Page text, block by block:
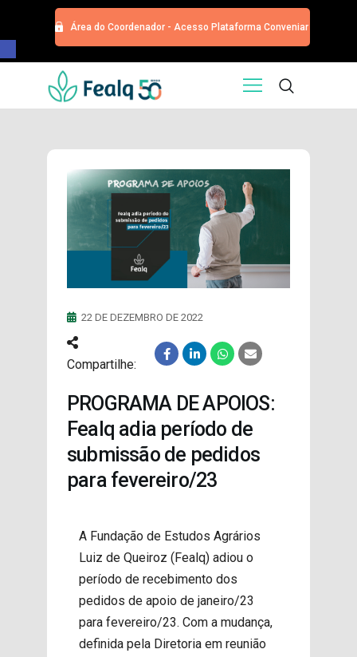
Barra de Ferramentas Aberta
Área do Coordenador - Acesso Plataforma Conveniar
HOME
EDITORA
PROGRAMA DE APOIOS
TRABALHE CONOSCO
NOTÍCIAS
ESPECIALIZAÇÕES USP
DOAÇÕES PARA
PROJETOS
22 DE DEZEMBRO DE 2022
Compartilhe:
PROGRAMA DE APOIOS:
Fealq adia período de
submissão de pedidos
para fevereiro/23
A Fundação de Estudos Agrários
Luiz de Queiroz (Fealq) adiou o
período de recebimento dos
pedidos de apoio de janeiro/23
para fevereiro/23. Com a mudança,
definida pela Diretoria em reunião